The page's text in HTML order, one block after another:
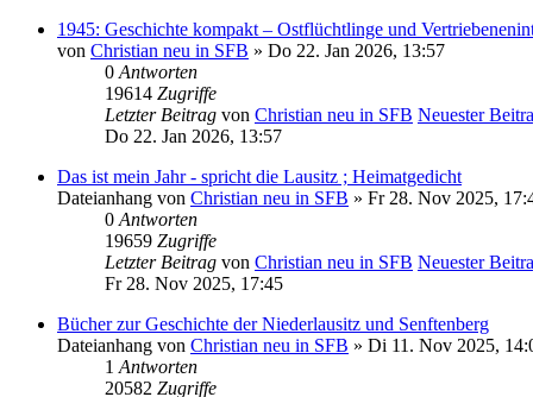
1945: Geschichte kompakt – Ostflüchtlinge und
von Christian neu in SFB » Do 22. Jan 2026, 13:57
0 Antworten
19614 Zugriffe
Letzter Beitrag von Christian neu in SFB Neuester
Do 22. Jan 2026, 13:57
Das ist mein Jahr - spricht die Lausitz ; Heimatgedicht
Dateianhang von Christian neu in SFB » Fr 28. Nov 2025,
0 Antworten
19659 Zugriffe
Letzter Beitrag von Christian neu in SFB Neuester
Fr 28. Nov 2025, 17:45
Bücher zur Geschichte der Niederlausitz und Senftenberg
Dateianhang von Christian neu in SFB » Di 11. Nov 2025,
1 Antworten
20582 Zugriffe